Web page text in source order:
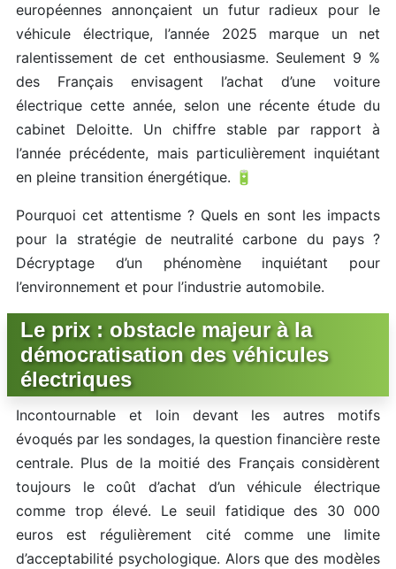
européennes annonçaient un futur radieux pour le
véhicule électrique, l’année 2025 marque un net
ralentissement de cet enthousiasme. Seulement 9 %
des Français envisagent l’achat d’une voiture
électrique cette année, selon une récente étude du
cabinet Deloitte. Un chiffre stable par rapport à
l’année précédente, mais particulièrement inquiétant
en pleine transition énergétique. 🔋
Pourquoi cet attentisme ? Quels en sont les impacts
pour la stratégie de neutralité carbone du pays ?
Décryptage d’un phénomène inquiétant pour
l’environnement et pour l’industrie automobile.
Le prix : obstacle majeur à la
démocratisation des véhicules
électriques
Incontournable et loin devant les autres motifs
évoqués par les sondages, la question financière reste
centrale. Plus de la moitié des Français considèrent
toujours le coût d’achat d’un véhicule électrique
comme trop élevé. Le seuil fatidique des 30 000
euros est régulièrement cité comme une limite
d’acceptabilité psychologique. Alors que des modèles